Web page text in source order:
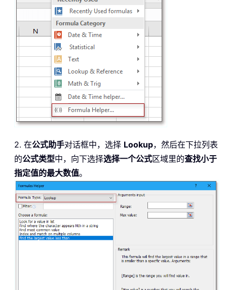
2. 在公式助手对话框中，选择 Lookup，然后在下拉列表
的公式类型中，向下选择选择一个公式区域里的查找小于
指定值的最大数值。